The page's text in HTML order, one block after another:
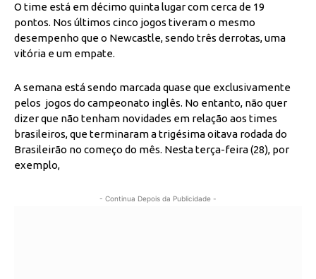
O time está em décimo quinta lugar com cerca de 19
pontos. Nos últimos cinco jogos tiveram o mesmo
desempenho que o Newcastle, sendo três derrotas, uma
vitória e um empate.
A semana está sendo marcada quase que exclusivamente
pelos jogos do campeonato inglês. No entanto, não quer
dizer que não tenham novidades em relação aos times
brasileiros, que terminaram a trigésima oitava rodada do
Brasileirão no começo do mês. Nesta terça-feira (28), por
exemplo,
- Continua Depois da Publicidade -